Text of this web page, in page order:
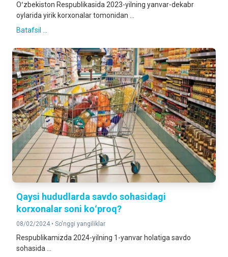
Oʻzbekiston Respublikasida 2023-yilning yanvar-dekabr
oylarida yirik korxonalar tomonidan ...
Batafsil ...
Qaysi hududlarda savdo sohasidagi
korxonalar soni koʻproq?
08/02/2024 • So'nggi yangiliklar
Respublikamizda 2024-yilning 1-yanvar holatiga savdo
sohasida ...